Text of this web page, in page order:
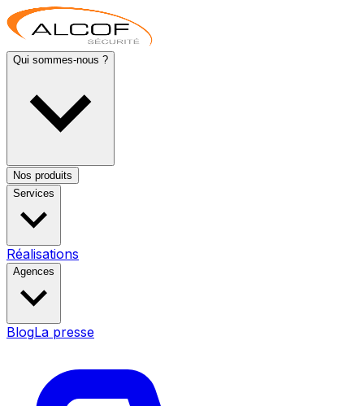
Qui sommes-nous ?
Nos produits
Services
Réalisations
Agences
BlogLa presse